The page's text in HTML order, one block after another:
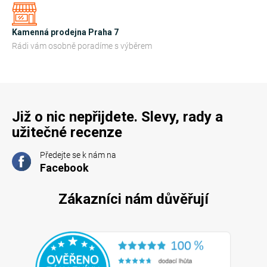
i
Kamenná prodejna Praha 7
Rádi vám osobně poradíme s výběrem
Již o nic nepřijdete. Slevy, rady a
užitečné recenze
Předejte se k nám na
Facebook
Zákazníci nám důvěřují